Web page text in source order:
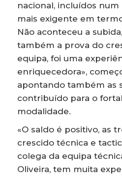
nacional, incluídos
mais exigente em
Não aconteceu a
também a prova do
equipa, foi uma
enriquecedora»,
apontando também as
contribuído para o
modalidade.
«O saldo é positivo, as
crescido técnica e
colega da equipa
Oliveira, tem muita